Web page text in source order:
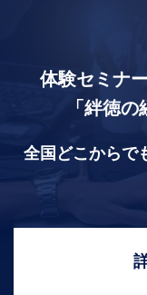
体験セミナ
「絆徳
全国どこからで